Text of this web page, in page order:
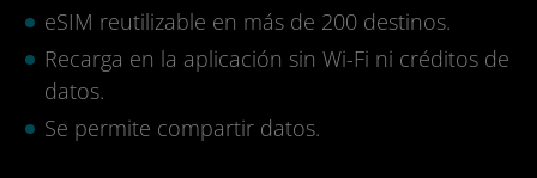
eSIM reutilizable en más de 200 destinos.
Recarga en la aplicación sin Wi-Fi ni créditos de
datos.
Se permite compartir datos.